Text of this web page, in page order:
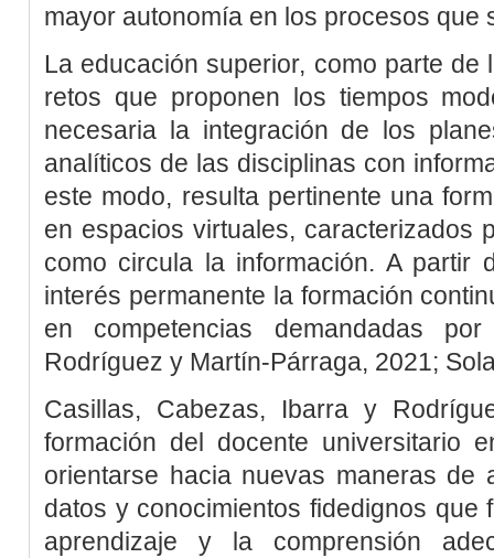
mayor autonomía en los procesos que
La educación superior, como parte
retos que proponen los tiempos
necesaria la integración de los
analíticos de las disciplinas con
este modo, resulta pertinente una
en espacios virtuales, caracterizados
como circula la información. A partir
interés permanente la formación
en competencias demandadas
Rodríguez y Martín-Párraga, 2021;
Casillas, Cabezas, Ibarra y
formación del docente universitario
orientarse hacia nuevas maneras de
datos y conocimientos fidedignos que
aprendizaje y la comprensión